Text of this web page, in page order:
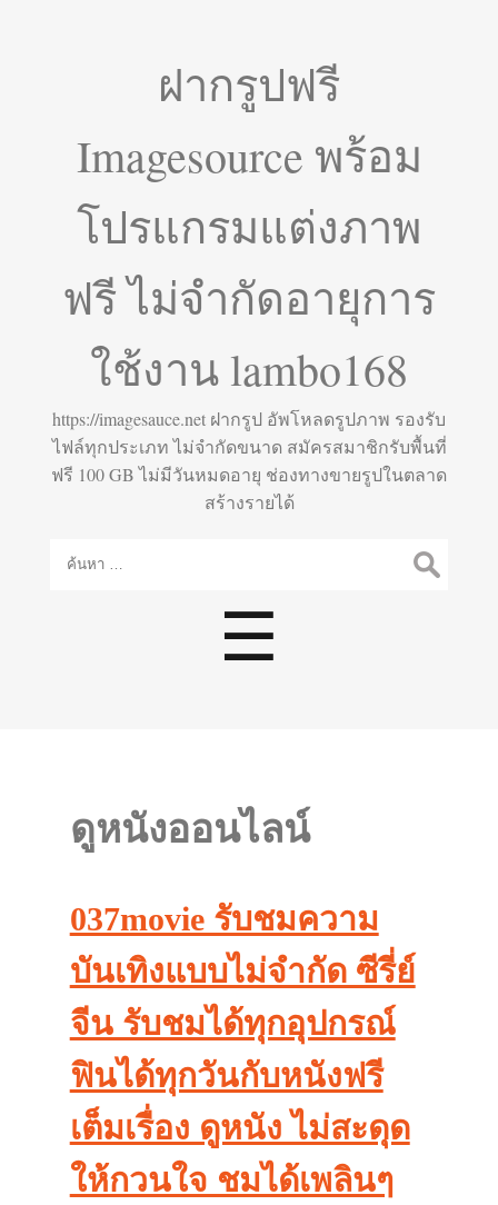
ฝากรูปฟรี
Imagesource พร้อม
โปรแกรมแต่งภาพ
ฟรี ไม่จำกัดอายุการ
ใช้งาน lambo168
https://imagesauce.net ฝากรูป อัพโหลดรูปภาพ รองรับ
ไฟล์ทุกประเภท ไม่จำกัดขนาด สมัครสมาชิกรับพื้นที่
ฟรี 100 GB ไม่มีวันหมดอายุ ช่องทางขายรูปในตลาด
สร้างรายได้
ค้นหา
☰
ดูหนังออนไลน์
037movie รับชมความ
บันเทิงแบบไม่จำกัด ซีรี่ย์
จีน รับชมได้ทุกอุปกรณ์
ฟินได้ทุกวันกับหนังฟรี
เต็มเรื่อง ดูหนัง ไม่สะดุด
ให้กวนใจ ชมได้เพลินๆ